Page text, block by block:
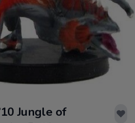
Jungle of